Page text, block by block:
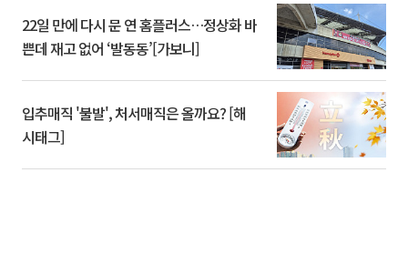
22일 만에 다시 문 연 홈플러스…정상화 바
쁜데 재고 없어 ‘발동동’[가보니]
입추매직 '불발', 처서매직은 올까요? [해
시태그]